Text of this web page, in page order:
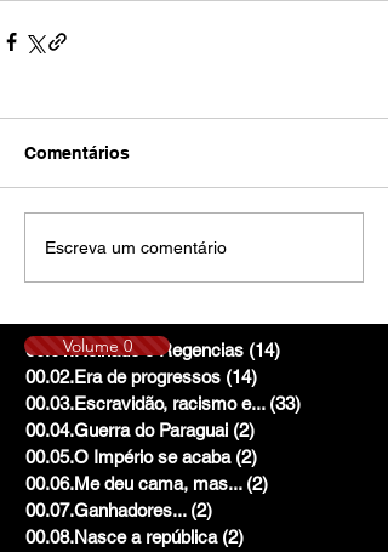
Comentários
Escreva um comentário
00.01.Reinado e Regencias (14)
00.02.Era de progressos (14)
00.03.Escravidão, racismo e... (33)
00.04.Guerra do Paraguai (2)
00.05.O Império se acaba (2)
00.06.Me deu cama, mas... (2)
00.07.Ganhadores... (2)
00.08.Nasce a república (2)
Volume 0